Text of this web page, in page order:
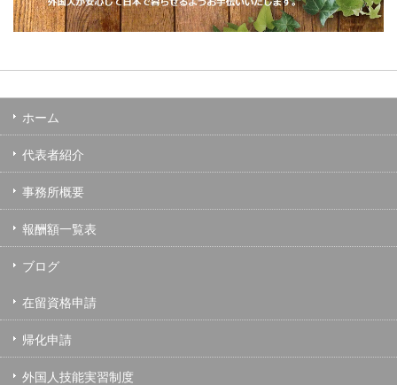
ホーム
代表者紹介
事務所概要
報酬額一覧表
ブログ
在留資格申請
帰化申請
外国人技能実習制度